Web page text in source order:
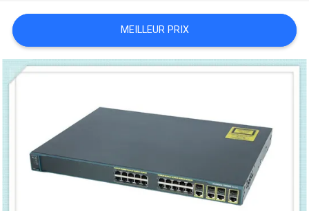
NOUS
CONTACTER
NOUVELLES
AFFAIRES
MEILLEUR PRIX